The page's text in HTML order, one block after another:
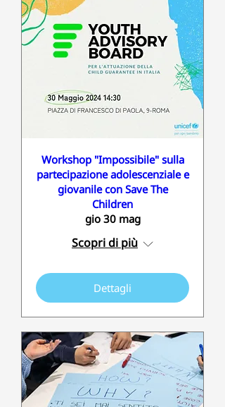
Workshop "Impossibile" sulla
partecipazione adolescenziale e
giovanile con Save The
Children
gio 30 mag
Scopri di più
Dettagli